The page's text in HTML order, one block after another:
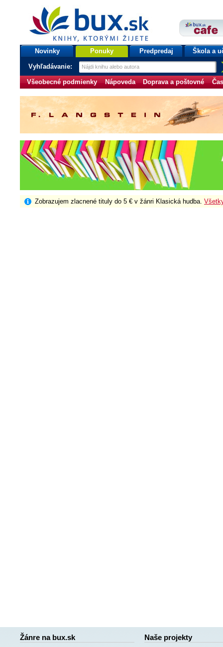
bux.sk
knihy, ktorými žijete
Úvodná stránka
Novinky Ponuky Predpredaj Škola a
Vyhľadávanie:
Všeobecné podmienky Nápoveda Doprava a poštovné
Zobrazujem zlacnené tituly do 5 € v žánri Klasická hudba.
Žánre na bux.sk Naše projekty